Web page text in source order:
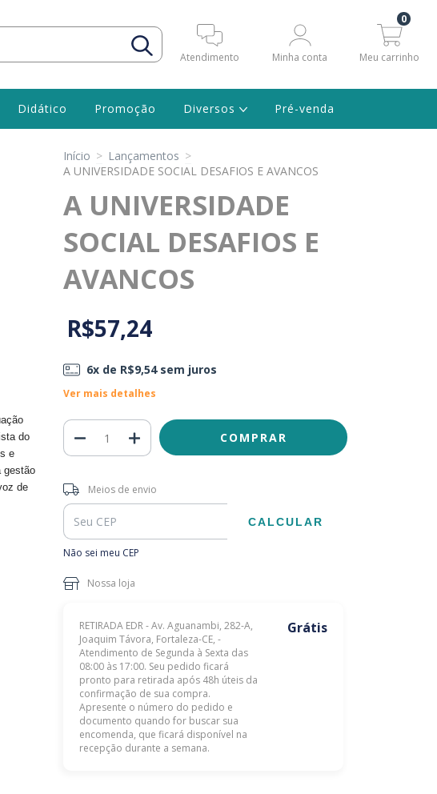
Atendimento Minha conta Meu carrinho
0
Didático Promoção Diversos Pré-venda
do
e
gestão
de
Início > Lançamentos >
A UNIVERSIDADE SOCIAL DESAFIOS E AVANCOS
A UNIVERSIDADE
SOCIAL DESAFIOS E
AVANCOS
R$57,24
6x de R$9,54sem juros
Ver mais detalhes
Entregas para o CEP:
Meios de envio
CALCULAR
Não sei meu CEP
Nossa loja
RETIRADA EDR - Av. Aguanambi, 282-A,
Joaquim Távora, Fortaleza-CE, -
Atendimento de Segunda à Sexta das
08:00 às 17:00. Seu pedido ficará
pronto para retirada após 48h úteis da
confirmação de sua compra.
Apresente o número do pedido e
documento quando for buscar sua
encomenda, que ficará disponível na
recepção durante a semana.
Grátis